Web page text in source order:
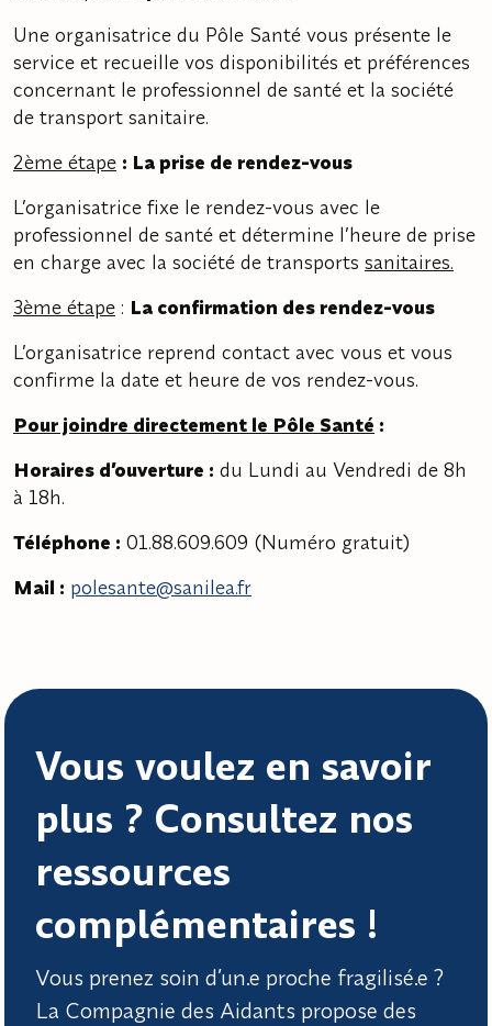
Une organisatrice du Pôle Santé vous présente le
service et recueille vos disponibilités et préférences
concernant le professionnel de santé et la société
de transport sanitaire.
2ème étape : La prise de rendez-vous
L’organisatrice fixe le rendez-vous avec le
professionnel de santé et détermine l’heure de prise
en charge avec la société de transports sanitaires.
3ème étape : La confirmation des rendez-vous
L’organisatrice reprend contact avec vous et vous
confirme la date et heure de vos rendez-vous.
Pour joindre directement le Pôle Santé :
Horaires d’ouverture : du Lundi au Vendredi de 8h
à 18h.
Téléphone : 01.88.609.609 (Numéro gratuit)
Mail : polesante@sanilea.fr
Vous voulez en savoir
plus ? Consultez nos
ressources
complémentaires !
Vous prenez soin d’un.e proche fragilisé.e ?
La Compagnie des Aidants propose des